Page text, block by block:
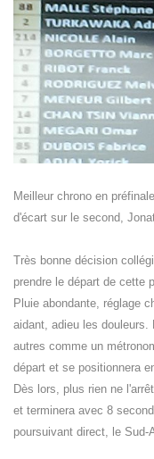
Meilleur chrono en
d'écart sur le second,
Très bonne décision
prendre le départ de cette
Pluie abondante, réglage
aidant, adieu les
autres comme un
départ et se positionnera
Dès lors, plus rien ne
et terminera avec 8
poursuivant direct, le Sud-